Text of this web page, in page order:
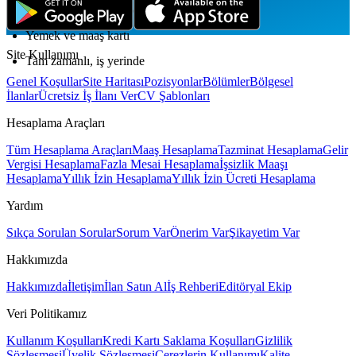
SGK bildirimli kazanç
Yemek ve maaş kartı
Tam zamanlı, iş yerinde
Site Kullanımı
Genel KoşullarSite HaritasıPozisyonlarBölümlerBölgesel
İlanlarÜcretsiz İş İlanı VerCV Şablonları
Hesaplama Araçları
Tüm Hesaplama AraçlarıMaaş HesaplamaTazminat HesaplamaGelir
Vergisi HesaplamaFazla Mesai Hesaplamaİşsizlik Maaşı
HesaplamaYıllık İzin HesaplamaYıllık İzin Ücreti Hesaplama
Yardım
Sıkça Sorulan SorularSorum VarÖnerim VarŞikayetim Var
Hakkımızda
Hakkımızdaİletişimİlan Satın Alİş RehberiEditöryal Ekip
Veri Politikamız
Kullanım KoşullarıKredi Kartı Saklama KoşullarıGizlilik